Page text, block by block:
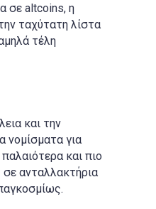
σε altcoins, η
ταχύτατη λίστα
τέλη
και την
νομίσματα για
και πιο
σε ανταλλακτήρια